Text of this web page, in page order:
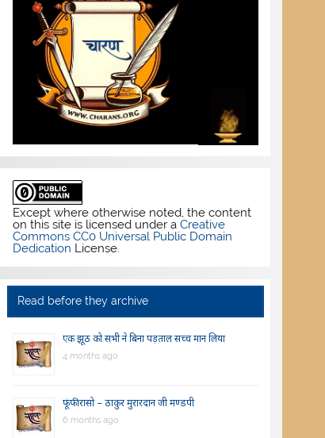
Except where otherwise noted, the content
on this site is licensed under a Creative
Commons CC0 Universal Public Domain
Dedication License.
Read before they archive
एक झूठ को सभी ने बिना पड़ताल सच्च मान लिया
4 months ago
फूंफी रासो – ठाकुर मुरारदान जी मण्डपी
6 months ago